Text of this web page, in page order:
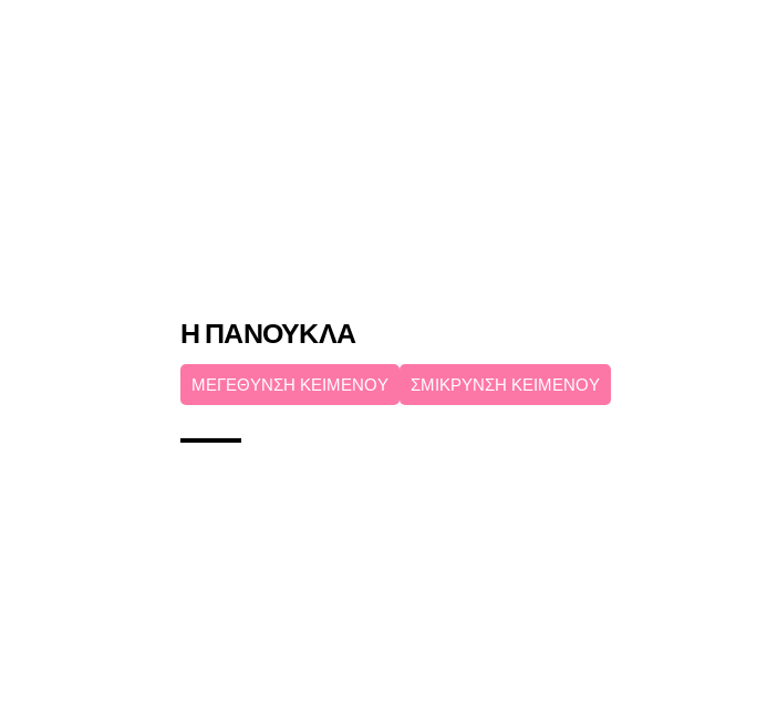
Η ΠΑΝΟΥΚΛΑ
ΜΕΓΕΘΥΝΣΗ ΚΕΙΜΕΝΟΥ ΣΜΙΚΡΥΝΣΗ ΚΕΙΜΕΝΟΥ